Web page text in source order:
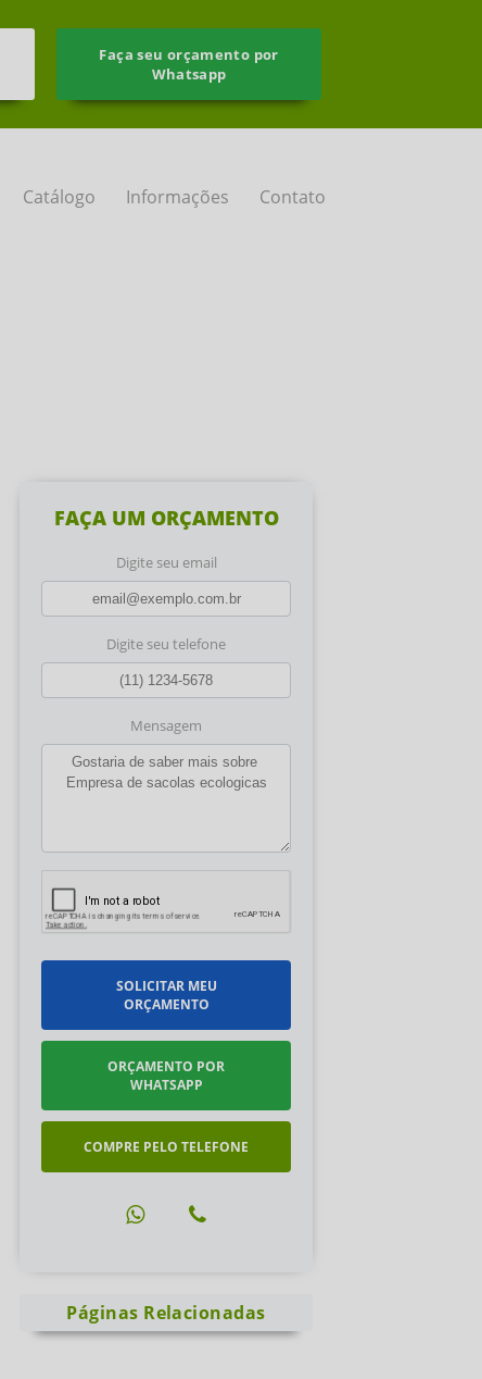
Faça seu orçamento por
Whatsapp
Catálogo Informações Contato
FAÇA UM ORÇAMENTO
Digite seu email
Digite seu telefone
Mensagem
SOLICITAR MEU
ORÇAMENTO
ORÇAMENTO POR
WHATSAPP
COMPRE PELO TELEFONE
Páginas Relacionadas